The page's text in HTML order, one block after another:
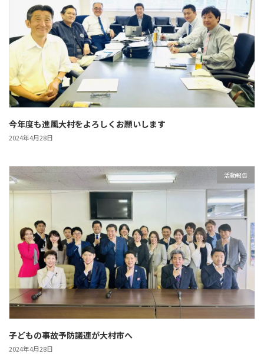
今年度も進風大村をよろしくお願いします
2024年4月28日
活動報告
子どもの事故予防議連が大村市へ
2024年4月28日